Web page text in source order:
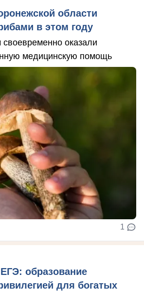
области
в этом году
оказали
медицинскую помощь
1
образование
для богатых